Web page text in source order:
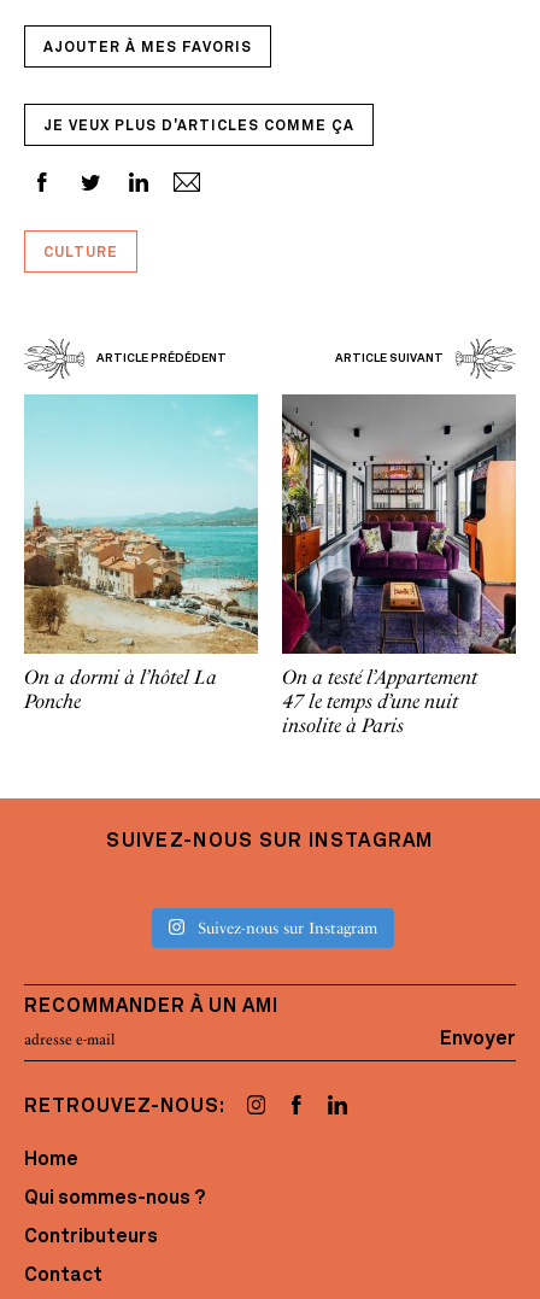
AJOUTER À MES FAVORIS
JE VEUX PLUS D'ARTICLES COMME ÇA
CULTURE
ARTICLE PRÉDÉDENT ARTICLE SUIVANT
On a dormi à l’hôtel La
Ponche
On a testé l’Appartement
47 le temps d’une nuit
insolite à Paris
SUIVEZ-NOUS SUR INSTAGRAM
Suivez-nous sur Instagram
RECOMMANDER À UN AMI
Envoyer
RETROUVEZ-NOUS:
Home
Qui sommes-nous ?
Contributeurs
Contact